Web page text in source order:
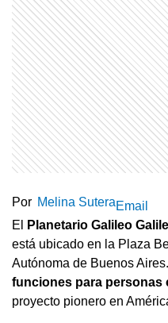
Por Melina SuteraEmail
El
Planetario Galileo
está ubicado en la Plaza
Autónoma de Buenos
funciones para personas
proyecto pionero en